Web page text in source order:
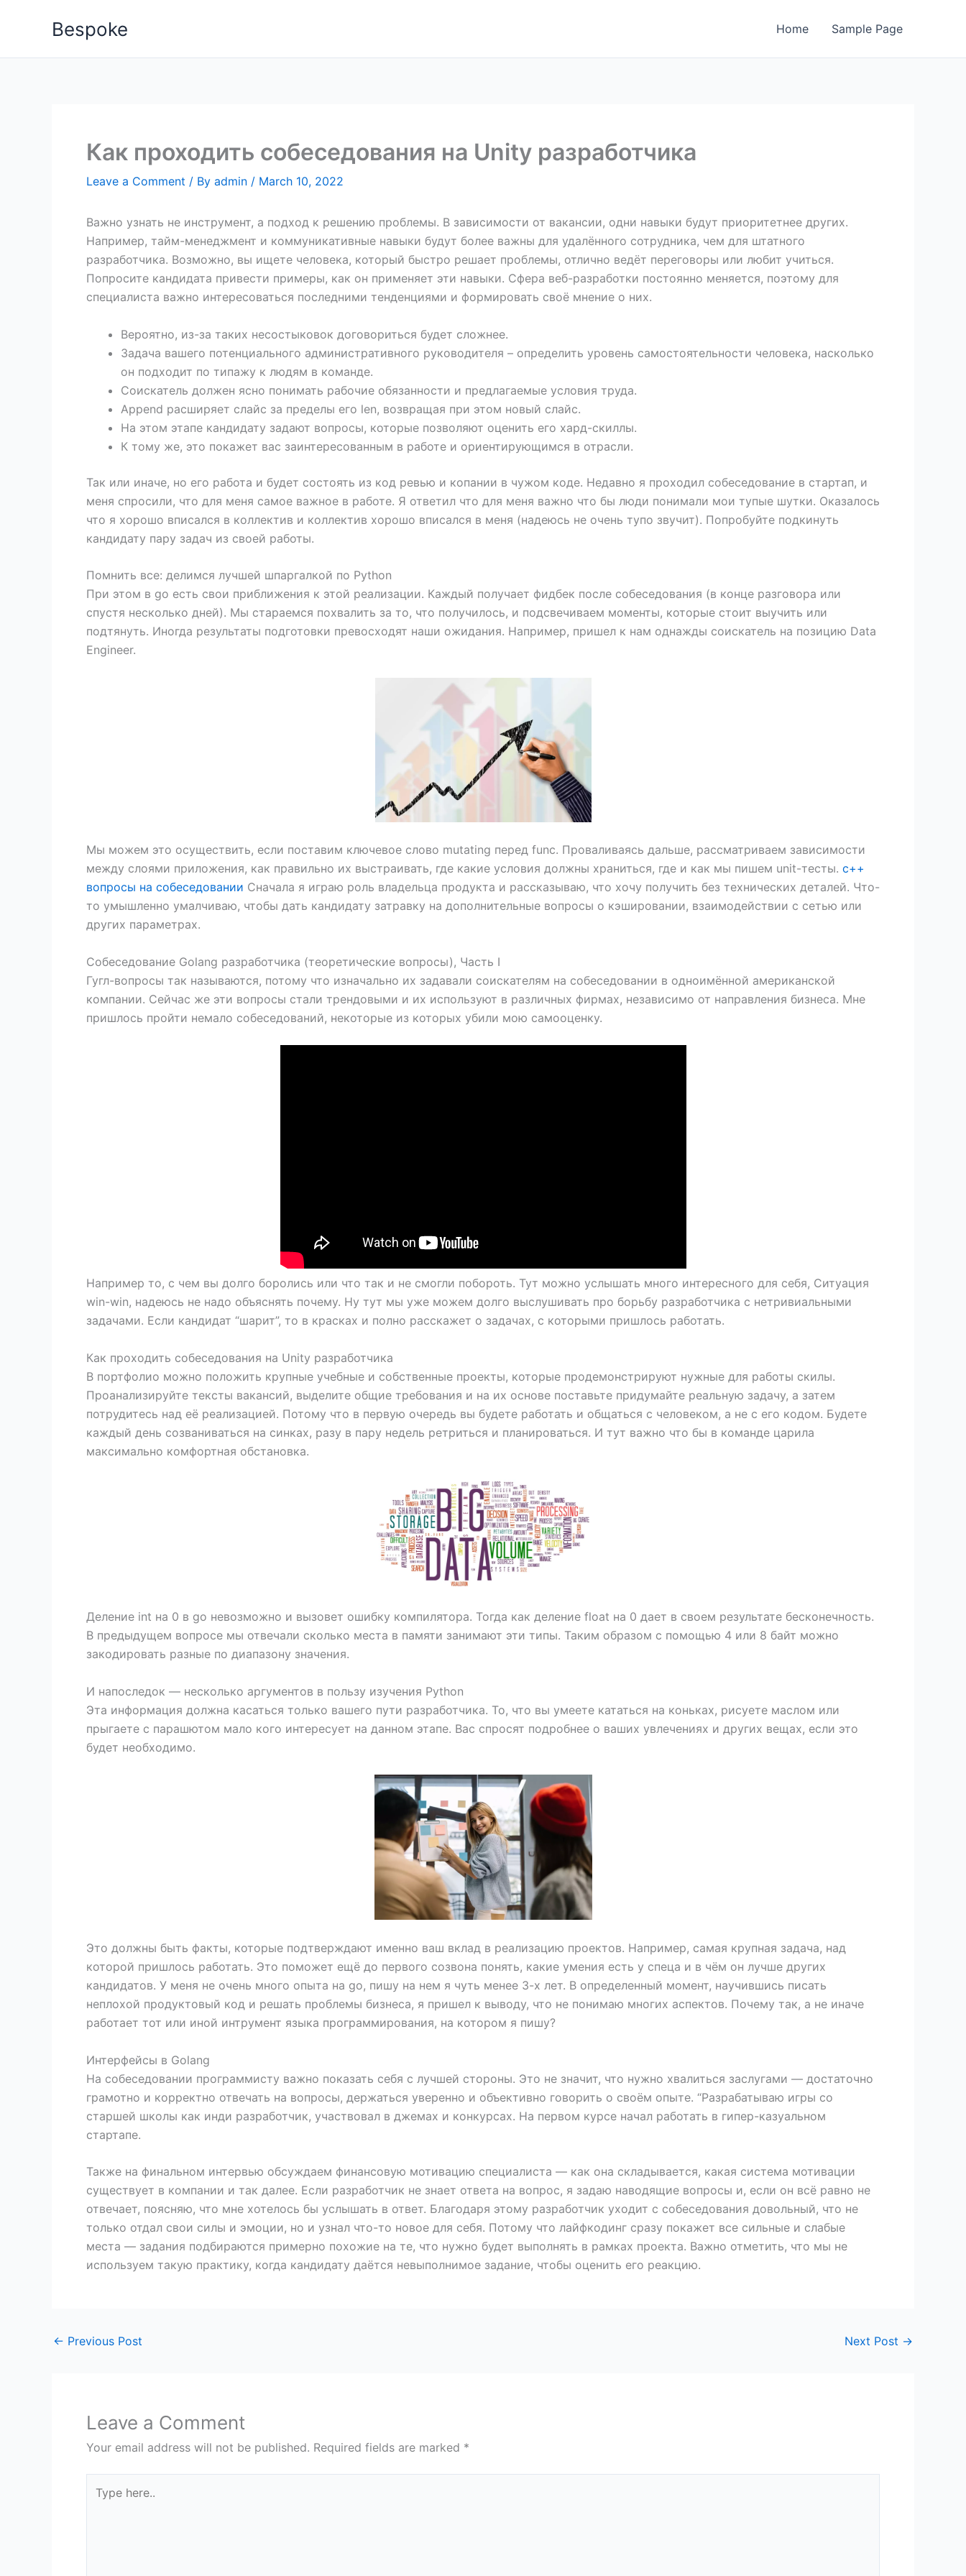
Bespoke Home Sample Page
Как проходить собеседования на Unity разработчика
Leave a Comment / By admin / March 10, 2022
Важно узнать не инструмент, а подход к решению проблемы. В зависимости от вакансии, одни навыки будут приоритетнее других.
Например, тайм-менеджмент и коммуникативные навыки будут более важны для удалённого сотрудника, чем для штатного
разработчика. Возможно, вы ищете человека, который быстро решает проблемы, отлично ведёт переговоры или любит учиться.
Попросите кандидата привести примеры, как он применяет эти навыки. Сфера веб-разработки постоянно меняется, поэтому для
специалиста важно интересоваться последними тенденциями и формировать своё мнение о них.
Вероятно, из-за таких несостыковок договориться будет сложнее.
Задача вашего потенциального административного руководителя – определить уровень самостоятельности человека, насколько
он подходит по типажу к людям в команде.
Соискатель должен ясно понимать рабочие обязанности и предлагаемые условия труда.
Append расширяет слайс за пределы его len, возвращая при этом новый слайс.
На этом этапе кандидату задают вопросы, которые позволяют оценить его хард-скиллы.
К тому же, это покажет вас заинтересованным в работе и ориентирующимся в отрасли.
Так или иначе, но его работа и будет состоять из код ревью и копании в чужом коде. Недавно я проходил собеседование в стартап, и
меня спросили, что для меня самое важное в работе. Я ответил что для меня важно что бы люди понимали мои тупые шутки. Оказалось
что я хорошо вписался в коллектив и коллектив хорошо вписался в меня (надеюсь не очень тупо звучит). Попробуйте подкинуть
кандидату пару задач из своей работы.
Помнить все: делимся лучшей шпаргалкой по Python
При этом в go есть свои приближения к этой реализации. Каждый получает фидбек после собеседования (в конце разговора или
спустя несколько дней). Мы стараемся похвалить за то, что получилось, и подсвечиваем моменты, которые стоит выучить или
подтянуть. Иногда результаты подготовки превосходят наши ожидания. Например, пришел к нам однажды соискатель на позицию Data
Engineer.
Мы можем это осуществить, если поставим ключевое слово mutating перед func. Проваливаясь дальше, рассматриваем зависимости
между слоями приложения, как правильно их выстраивать, где какие условия должны храниться, где и как мы пишем unit-тесты. c++
вопросы на собеседовании Сначала я играю роль владельца продукта и рассказываю, что хочу получить без технических деталей. Что-
то умышленно умалчиваю, чтобы дать кандидату затравку на дополнительные вопросы о кэшировании, взаимодействии с сетью или
других параметрах.
Собеседование Golang разработчика (теоретические вопросы), Часть I
Гугл-вопросы так называются, потому что изначально их задавали соискателям на собеседовании в одноимённой американской
компании. Сейчас же эти вопросы стали трендовыми и их используют в различных фирмах, независимо от направления бизнеса. Мне
пришлось пройти немало собеседований, некоторые из которых убили мою самооценку.
Например то, с чем вы долго боролись или что так и не смогли побороть. Тут можно услышать много интересного для себя, Ситуация
win-win, надеюсь не надо объяснять почему. Ну тут мы уже можем долго выслушивать про борьбу разработчика с нетривиальными
задачами. Если кандидат “шарит”, то в красках и полно расскажет о задачах, с которыми пришлось работать.
Как проходить собеседования на Unity разработчика
В портфолио можно положить крупные учебные и собственные проекты, которые продемонстрируют нужные для работы скилы.
Проанализируйте тексты вакансий, выделите общие требования и на их основе поставьте придумайте реальную задачу, а затем
потрудитесь над её реализацией. Потому что в первую очередь вы будете работать и общаться с человеком, а не с его кодом. Будете
каждый день созваниваться на синках, разу в пару недель ретриться и планироваться. И тут важно что бы в команде царила
максимально комфортная обстановка.
Деление int на 0 в go невозможно и вызовет ошибку компилятора. Тогда как деление float на 0 дает в своем результате бесконечность.
В предыдущем вопросе мы отвечали сколько места в памяти занимают эти типы. Таким образом с помощью 4 или 8 байт можно
закодировать разные по диапазону значения.
И напоследок — несколько аргументов в пользу изучения Python
Эта информация должна касаться только вашего пути разработчика. То, что вы умеете кататься на коньках, рисуете маслом или
прыгаете с парашютом мало кого интересует на данном этапе. Вас спросят подробнее о ваших увлечениях и других вещах, если это
будет необходимо.
Это должны быть факты, которые подтверждают именно ваш вклад в реализацию проектов. Например, самая крупная задача, над
которой пришлось работать. Это поможет ещё до первого созвона понять, какие умения есть у спеца и в чём он лучше других
кандидатов. У меня не очень много опыта на go, пишу на нем я чуть менее 3-х лет. В определенный момент, научившись писать
неплохой продуктовый код и решать проблемы бизнеса, я пришел к выводу, что не понимаю многих аспектов. Почему так, а не иначе
работает тот или иной интрумент языка программирования, на котором я пишу?
Интерфейсы в Golang
На собеседовании программисту важно показать себя с лучшей стороны. Это не значит, что нужно хвалиться заслугами — достаточно
грамотно и корректно отвечать на вопросы, держаться уверенно и объективно говорить о своём опыте. “Разрабатываю игры со
старшей школы как инди разработчик, участвовал в джемах и конкурсах. На первом курсе начал работать в гипер-казуальном
стартапе.
Также на финальном интервью обсуждаем финансовую мотивацию специалиста — как она складывается, какая система мотивации
существует в компании и так далее. Если разработчик не знает ответа на вопрос, я задаю наводящие вопросы и, если он всё равно не
отвечает, поясняю, что мне хотелось бы услышать в ответ. Благодаря этому разработчик уходит с собеседования довольный, что не
только отдал свои силы и эмоции, но и узнал что-то новое для себя. Потому что лайфкодинг сразу покажет все сильные и слабые
места — задания подбираются примерно похожие на те, что нужно будет выполнять в рамках проекта. Важно отметить, что мы не
используем такую практику, когда кандидату даётся невыполнимое задание, чтобы оценить его реакцию.
← Previous Post Next Post →
Leave a Comment
Your email address will not be published. Required fields are marked *
here..